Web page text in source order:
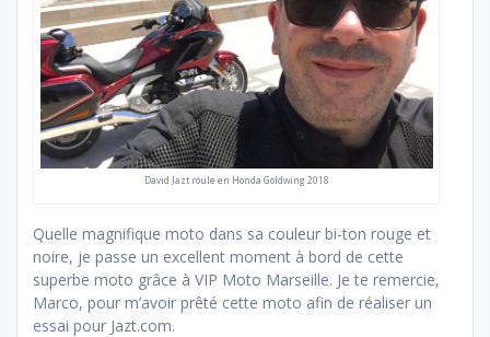
David Jazt roule en Honda Goldwing 2018
Quelle magnifique moto dans sa couleur bi-ton rouge et
noire, je passe un excellent moment à bord de cette
superbe moto grâce à VIP Moto Marseille. Je te remercie,
Marco, pour m’avoir prêté cette moto afin de réaliser un
essai pour Jazt.com.